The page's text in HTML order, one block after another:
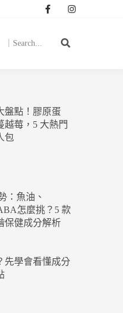
盤點！膠原蛋
越莓，5 大熱門
包
：魚油、
怎麼挑？5 款
保健成分解析
先學會看懂成分